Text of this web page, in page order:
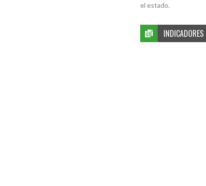
el estado.
INDICADORES